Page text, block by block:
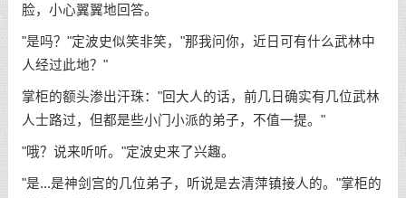
脸，小心翼翼地回答。
"是吗？"定波史似笑非笑，"那我问你，近日可有什么武林中
人经过此地？"
掌柜的额头渗出汗珠："回大人的话，前几日确实有几位武林
人士路过，但都是些小门小派的弟子，不值一提。"
"哦？说来听听。"定波史来了兴趣。
"是...是神剑宫的几位弟子，听说是去清萍镇接人的。"掌柜的